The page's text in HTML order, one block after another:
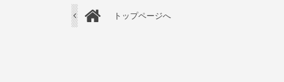
トップページへ